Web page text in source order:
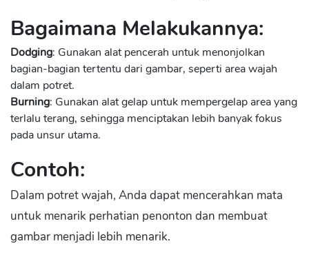
Bagaimana Melakukannya:
Dodging: Gunakan alat pencerah untuk menonjolkan
bagian-bagian tertentu dari gambar, seperti area wajah
dalam potret.
Burning: Gunakan alat gelap untuk mempergelap area yang
terlalu terang, sehingga menciptakan lebih banyak fokus
pada unsur utama.
Contoh:
Dalam potret wajah, Anda dapat mencerahkan mata
untuk menarik perhatian penonton dan membuat
gambar menjadi lebih menarik.